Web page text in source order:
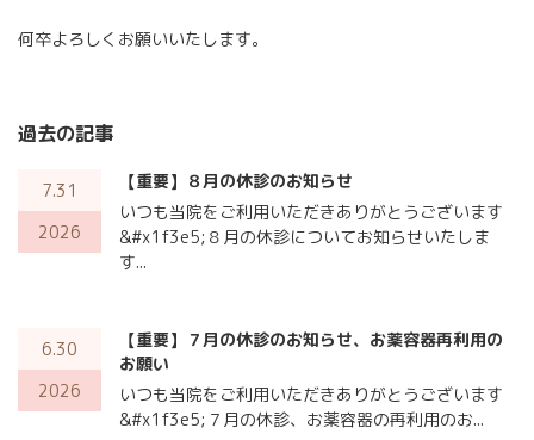
何卒よろしくお願いいたします。
過去の記事
7.31
2026
【重要】８月の休診のお知らせ
いつも当院をご利用いただきありがとうございます
&#x1f3e5;８月の休診についてお知らせいたしま
す...
6.30
2026
【重要】７月の休診のお知らせ、お薬容器再利用の
お願い
いつも当院をご利用いただきありがとうございます
&#x1f3e5;７月の休診、お薬容器の再利用のお...